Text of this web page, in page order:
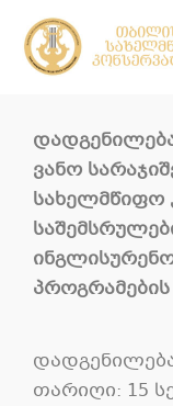
ვანო
სახელმწიფო
პროგრამების
თარიღი: 15